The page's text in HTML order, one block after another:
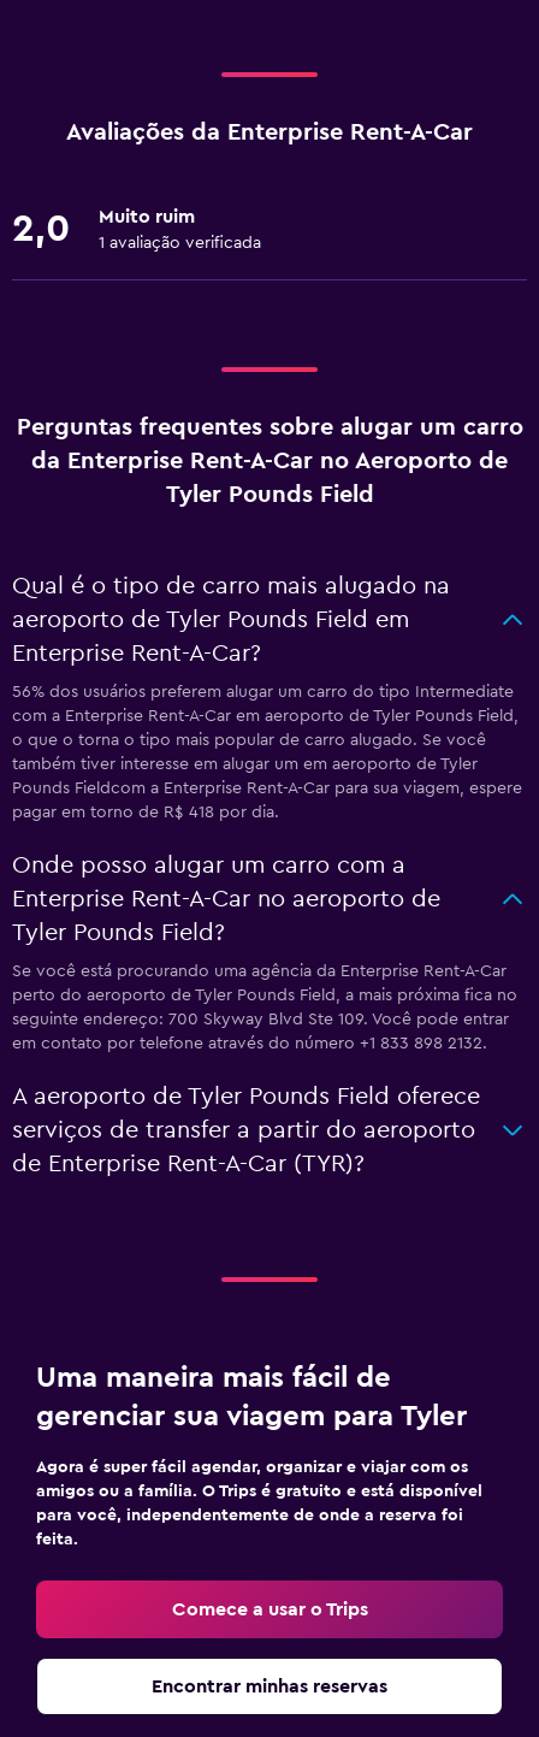
Avaliações da Enterprise Rent-A-Car
2,0 Muito ruim
1 avaliação verificada
Perguntas frequentes sobre alugar um carro
da Enterprise Rent-A-Car no Aeroporto de
Tyler Pounds Field
Qual é o tipo de carro mais alugado na
aeroporto de Tyler Pounds Field em
Enterprise Rent-A-Car?
56% dos usuários preferem alugar um carro do tipo Intermediate
com a Enterprise Rent-A-Car em aeroporto de Tyler Pounds Field,
o que o torna o tipo mais popular de carro alugado. Se você
também tiver interesse em alugar um em aeroporto de Tyler
Pounds Fieldcom a Enterprise Rent-A-Car para sua viagem, espere
pagar em torno de R$ 418 por dia.
Onde posso alugar um carro com a
Enterprise Rent-A-Car no aeroporto de
Tyler Pounds Field?
Se você está procurando uma agência da Enterprise Rent-A-Car
perto do aeroporto de Tyler Pounds Field, a mais próxima fica no
seguinte endereço: 700 Skyway Blvd Ste 109. Você pode entrar
em contato por telefone através do número +1 833 898 2132.
A aeroporto de Tyler Pounds Field oferece
serviços de transfer a partir do aeroporto
de Enterprise Rent-A-Car (TYR)?
Uma maneira mais fácil de
gerenciar sua viagem para Tyler
Agora é super fácil agendar, organizar e viajar com os
amigos ou a família. O Trips é gratuito e está disponível
para você, independentemente de onde a reserva foi
feita.
Comece a usar o Trips
Encontrar minhas reservas